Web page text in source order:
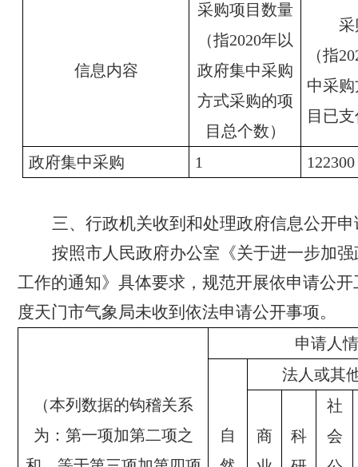
信息内容
采购项目数量
（指2020年以
政府集中采购
方式采购的项
目总个数）
（指
中采
目已
政府集中采购 1 122300
三、行政机关收到和处理政府信息公开
按照市人民政府办公室《关于进一步加
工作的通知》具体要求，规范开展依申请公开
度天门市气象局未收到依法申请公开事项。
（本列数据的钩稽关系
为：第一项加第二项之
申请人
自
法人或其
商
科
社
会